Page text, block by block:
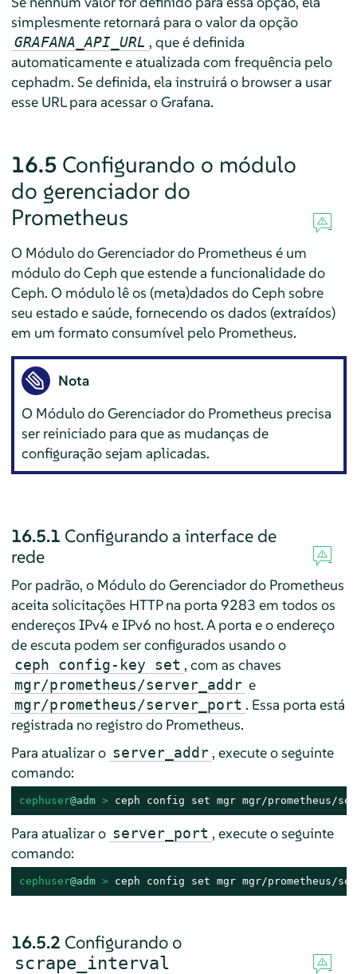
simplesmente retornará para o valor da opção
GRAFANA_API_URL , que é definida
automaticamente e atualizada com frequência pelo
cephadm. Se definida, ela instruirá o browser a usar
esse URL para acessar o Grafana.
16.5 Configurando o módulo
do gerenciador do
Prometheus
O Módulo do Gerenciador do Prometheus é um
módulo do Ceph que estende a funcionalidade do
Ceph. O módulo lê os (meta)dados do Ceph sobre
seu estado e saúde, fornecendo os dados (extraídos)
em um formato consumível pelo Prometheus.
Nota
O Módulo do Gerenciador do Prometheus precisa
ser reiniciado para que as mudanças de
configuração sejam aplicadas.
16.5.1 Configurando a interface de
rede
Por padrão, o Módulo do Gerenciador do Prometheus
aceita solicitações HTTP na porta 9283 em todos os
endereços IPv4 e IPv6 no host. A porta e o endereço
de escuta podem ser configurados usando o
ceph config-key set , com as chaves
mgr/prometheus/server_addr e
mgr/prometheus/server_port . Essa porta está
registrada no registro do Prometheus.
Para atualizar o server_addr , execute o seguinte
comando:
cephuser@adm > ceph config set mgr mgr/prometheus/
Para atualizar o server_port , execute o seguinte
comando:
cephuser@adm > ceph config set mgr mgr/prometheus/
16.5.2 Configurando o
scrape_interval